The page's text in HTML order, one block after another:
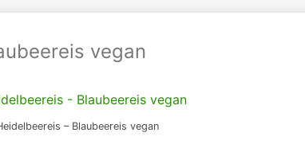
vegan
– Blaubeereis vegan